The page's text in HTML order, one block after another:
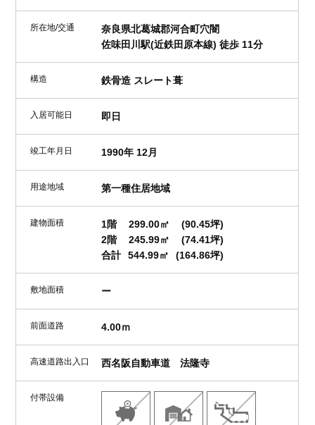
所在地/交通
奈良県北葛城郡河合町穴闇
佐味田川駅(近鉄田原本線) 徒歩 11分
構造 鉄骨造 スレート葺
入居可能日 即日
竣工年月日 1990年 12月
用途地域 第一種住居地域
建物面積 1階 299.00㎡
(90.45坪)
2階
245.99㎡
(74.41坪)
合計
544.99㎡ (164.86坪)
敷地面積 ー
前面道路 4.00ｍ
高速道路出入口 西名阪自動車道 法隆寺
付帯設備